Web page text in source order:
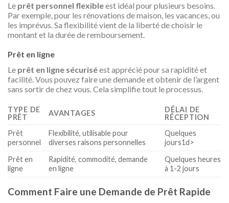
Le prêt personnel flexibleest idéal pour plusieurs besoins.
Par exemple, pour les rénovations de maison, les vacances, ou
les imprévus. Sa flexibilité vient de la liberté de choisir le
montant et la durée de remboursement.
Prêt en ligne
Le prêt en ligne sécuriséest apprécié pour sa rapidité et
facilité. Vous pouvez faire une demande et obtenir de l’argent
sans sortir de chez vous. Cela simplifie tout le processus.
TYPE DE
PRÊT
AVANTAGES
DÉLAI DE
RÉCEPTION
Prêt
personnel
Flexibilité, utilisable pour
diverses raisons personnelles
Quelques
jours1d>
Prêt en
ligne
Rapidité, commodité, demande
en ligne
Quelques heures
à 1-2 jours
Comment Faire une Demande de Prêt Rapide